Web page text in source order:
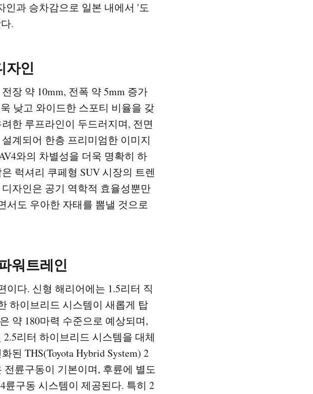
인과 승차감으로 일본 내에서 '도
.
자인
장 약 10mm, 전폭 약 5mm 증가
낮고 와이드한 스포티 비율을 갖
한 루프라인이 두드러지며, 전면
계되어 한층 프리미엄한 이미지
와의 차별성을 더욱 명확히 하
럭셔리 쿠페형 SUV 시장의 트렌
자인은 공기 역학적 효율성뿐만
서도 우아한 자태를 뽐낼 것으로
워트레인
다. 신형 해리어에는 1.5리터 직
하이브리드 시스템이 새롭게 탑
약 180마력 수준으로 예상되며,
리터 하이브리드 시스템을 대체
된 THS(Toyota Hybrid System) 2
륜구동이 기본이며, 후륜에 별도
륜구동 시스템이 제공된다. 특히 2